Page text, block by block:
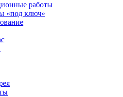
работы
«под ключ»